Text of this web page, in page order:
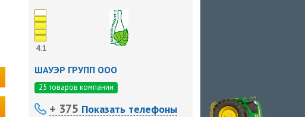
4.1
ШАУЭР ГРУПП ООО
25 товаров компании
+ 375 Показать телефоны